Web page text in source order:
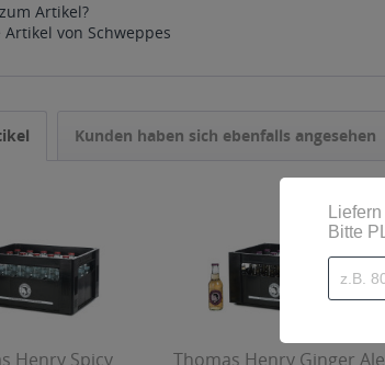
Artikel?
Artikel von Schweppes
Kunden haben sich ebenfalls angesehen
Henry Spicy Thomas Henry Ginger Ale